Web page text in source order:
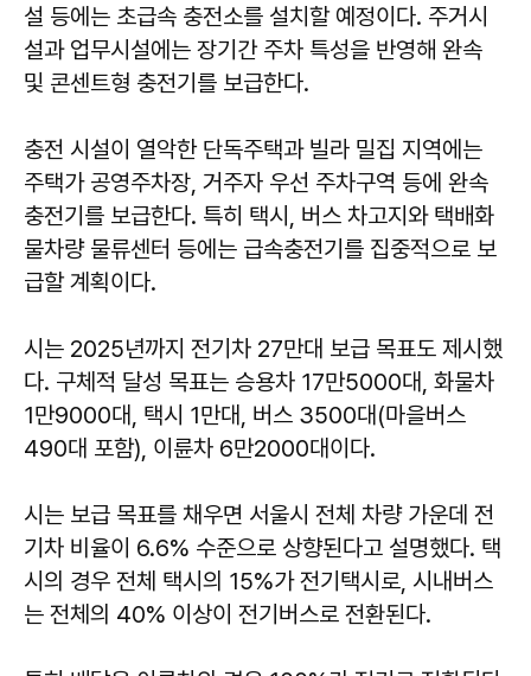
설 등에는 초급속 충전소를 설치할 예정이다. 주거시
설과 업무시설에는 장기간 주차 특성을 반영해 완속
및 콘센트형 충전기를 보급한다.
충전 시설이 열악한 단독주택과 빌라 밀집 지역에는
주택가 공영주차장, 거주자 우선 주차구역 등에 완속
충전기를 보급한다. 특히 택시, 버스 차고지와 택배화
물차량 물류센터 등에는 급속충전기를 집중적으로 보
급할 계획이다.
시는 2025년까지 전기차 27만대 보급 목표도 제시했
다. 구체적 달성 목표는 승용차 17만5000대, 화물차
1만9000대, 택시 1만대, 버스 3500대(마을버스
490대 포함), 이륜차 6만2000대이다.
시는 보급 목표를 채우면 서울시 전체 차량 가운데 전
기차 비율이 6.6% 수준으로 상향된다고 설명했다. 택
시의 경우 전체 택시의 15%가 전기택시로, 시내버스
는 전체의 40% 이상이 전기버스로 전환된다.